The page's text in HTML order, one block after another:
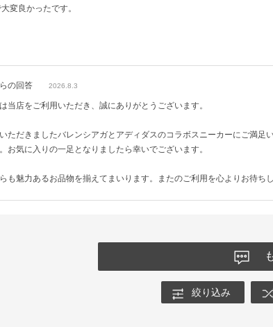
変良かったです。
の回答 2026.8.3
当店をご利用いただき、誠にありがとうございます。
ただきましたバレンシアガとアディダスのコラボスニーカーにご満
お気に入りの一足となりましたら幸いでございます。
も魅力あるお品物を揃えてまいります。またのご利用を心よりお待ち
絞り込み